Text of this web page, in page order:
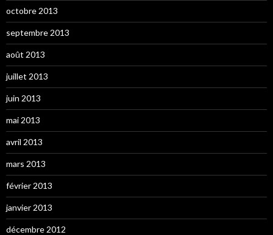
octobre 2013
septembre 2013
août 2013
juillet 2013
juin 2013
mai 2013
avril 2013
mars 2013
février 2013
janvier 2013
décembre 2012